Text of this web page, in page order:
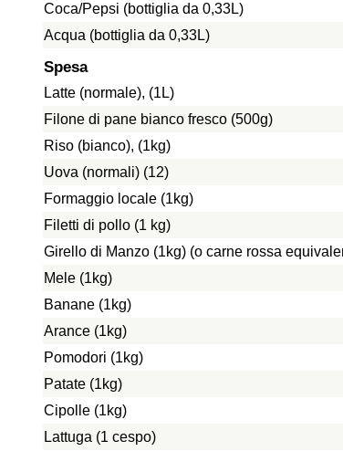
Coca/Pepsi (bottiglia da 0,33L)
Acqua (bottiglia da 0,33L)
Spesa
Latte (normale), (1L)
Filone di pane bianco fresco (500g)
Riso (bianco), (1kg)
Uova (normali) (12)
Formaggio locale (1kg)
Filetti di pollo (1 kg)
Girello di Manzo (1kg) (o carne rossa
Mele (1kg)
Banane (1kg)
Arance (1kg)
Pomodori (1kg)
Patate (1kg)
Cipolle (1kg)
Lattuga (1 cespo)